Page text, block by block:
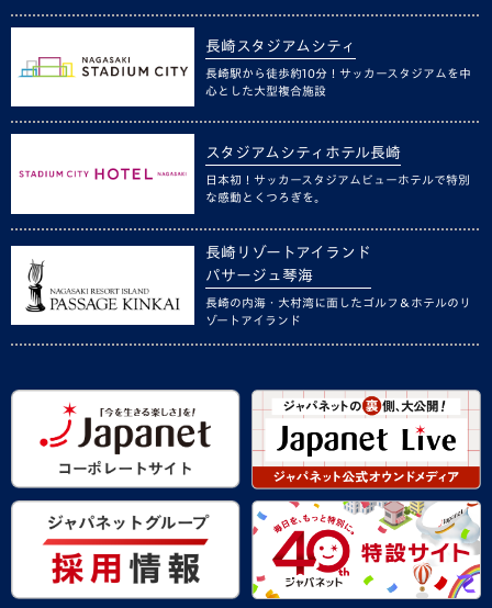
長崎スタジアムシティ
長崎駅から徒歩約10分！サッカースタジアムを中
心とした大型複合施設
スタジアムシティホテル長崎
日本初！サッカースタジアムビューホテルで特別
な感動とくつろぎを。
長崎リゾートアイランド
パサージュ琴海
長崎の内海・大村湾に面したゴルフ＆ホテルのリ
ゾートアイランド